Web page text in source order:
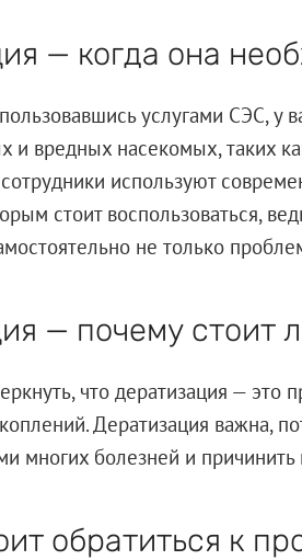
— когда она
услугами СЭС, у
и вредных насекомых, таких
используют
стоит воспользоваться,
не только
— почему стоит
что дератизация — это
Дератизация важна,
многих болезней и
обратиться к